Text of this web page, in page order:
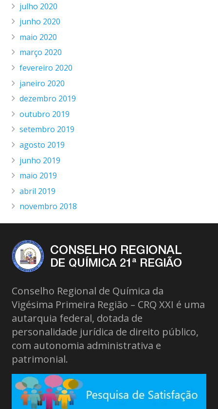
julho 2020
junho 2020
maio 2020
março 2020
fevereiro 2020
janeiro 2020
dezembro 2019
outubro 2019
setembro 2019
agosto 2019
junho 2019
maio 2019
abril 2019
novembro 2018
Conselho Regional de Química da
Vigésima Primeira Região – CRQ XXI é uma
autarquia federal, dotada de
personalidade jurídica de direito público,
com autonomia administrativa e
patrimonial.